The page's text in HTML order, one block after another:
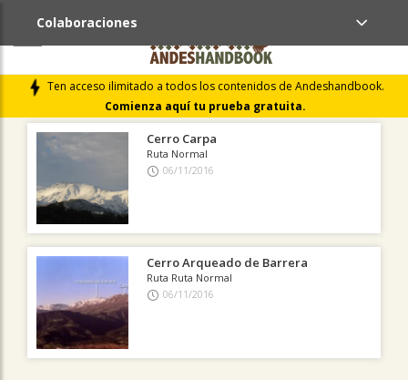
Ten acceso ilimitado a todos los contenidos de Andeshandbook.
Comienza aquí tu prueba gratuita.
Colaboraciones
ÚLTIMAS COLABORACIONES PUBLICADAS
LIBROS DE CUMBRES
Cerro Carpa
Ruta Normal
06/11/2016
Cerro Arqueado de Barrera
Ruta Ruta Normal
06/11/2016